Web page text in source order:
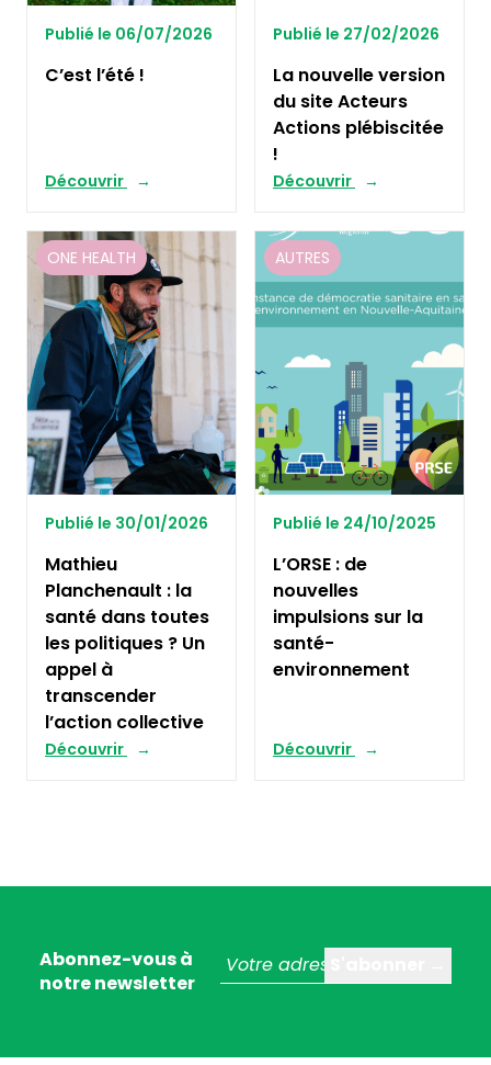
Publié le 06/07/2026
C’est l’été !
Découvrir
Publié le 27/02/2026
La nouvelle version
du site Acteurs
Actions plébiscitée
!
Découvrir
ONE HEALTH
Publié le 30/01/2026
Mathieu
Planchenault : la
santé dans toutes
les politiques ? Un
appel à
transcender
l’action collective
Découvrir
AUTRES
Publié le 24/10/2025
L’ORSE : de
nouvelles
impulsions sur la
santé-
environnement
Découvrir
Abonnez-vous à
notre newsletter